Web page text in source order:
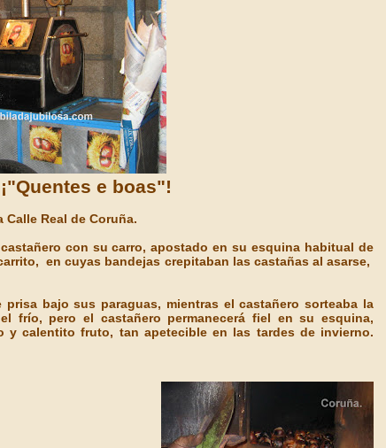
e boas"!
Real de Coruña.
con su carro, apostado en su esquina habitual de
en cuyas bandejas crepitaban las castañas al asarse,
bajo sus paraguas, mientras el castañero sorteaba la
frío, pero el castañero permanecerá fiel en su esquina,
calentito fruto, tan apetecible en las tardes de invierno.